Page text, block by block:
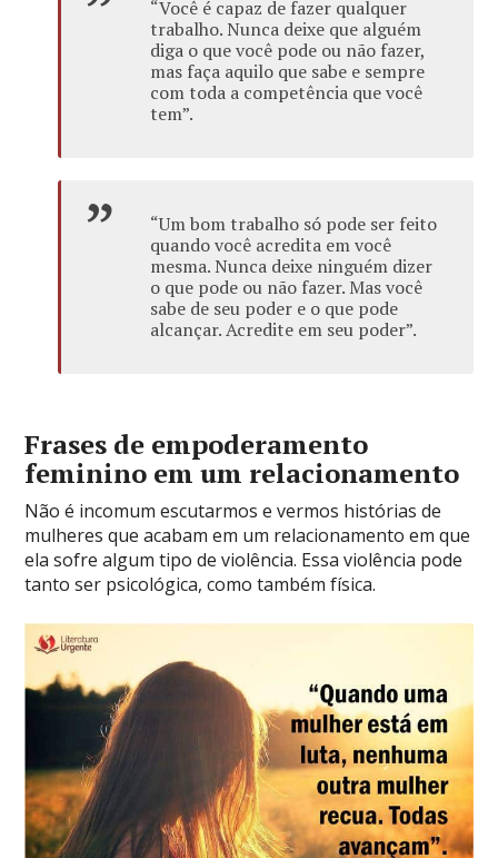
“Você é capaz de fazer qualquer
trabalho. Nunca deixe que alguém
diga o que você pode ou não fazer,
mas faça aquilo que sabe e sempre
com toda a competência que você
tem”.
“Um bom trabalho só pode ser feito
quando você acredita em você
mesma. Nunca deixe ninguém dizer
o que pode ou não fazer. Mas você
sabe de seu poder e o que pode
alcançar. Acredite em seu poder”.
Frases de empoderamento
feminino em um relacionamento
Não é incomum escutarmos e vermos histórias de
mulheres que acabam em um relacionamento em que
ela sofre algum tipo de violência. Essa violência pode
tanto ser psicológica, como também física.